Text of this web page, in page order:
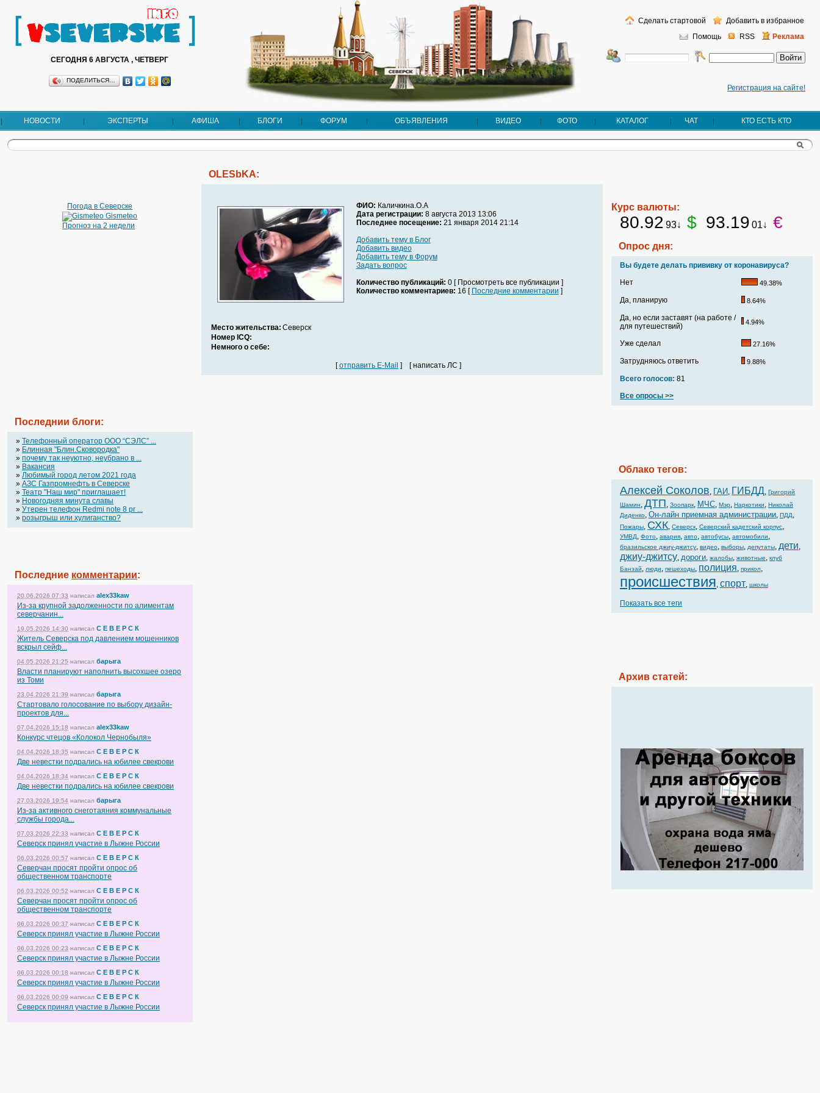
СЕГОДНЯ 6 АВГУСТА , ЧЕТВЕРГ
ПОДЕЛИТЬСЯ…
Регистрация на сайте!
Помощь RSS Реклама
Сделать стартовой Добавить в избранное
НОВОСТИ ЭКСПЕРТЫ АФИША БЛОГИ ФОРУМ ОБЪЯВЛЕНИЯ ВИДЕО ФОТО КАТАЛОГ ЧАТ КТО ЕСТЬ КТО
Погода в Северске
Gismeteo
Прогноз на 2 недели
Последнии блоги:
» Телефонный оператор OOO “СЭЛС” ...
» Блинная "Блин.Сковородка"
» почему так неуютно, неубрано в ...
» Вакансия
» Любимый город летом 2021 года
» АЗС Газпромнефть в Северске
» Театр "Наш мир" приглашает!
» Новогодняя минута славы
» Утерен телефон Redmi note 8 pr ...
» розыгрыш или хулиганство?
Последние комментарии:
20.06.2026 07:33 написал alex33kaw
Из-за крупной задолженности по алиментам
северчанин...
19.05.2026 14:30 написал С Е В Е Р С К
Житель Северска под давлением мошенников
вскрыл сейф...
04.05.2026 21:25 написал барыга
Власти планируют наполнить высохшее озеро
из Томи
23.04.2026 21:39 написал барыга
Стартовало голосование по выбору дизайн-
проектов для...
07.04.2026 15:18 написал alex33kaw
Конкурс чтецов «Колокол Чернобыля»
04.04.2026 18:35 написал С Е В Е Р С К
Две невестки подрались на юбилее свекрови
04.04.2026 18:34 написал С Е В Е Р С К
Две невестки подрались на юбилее свекрови
27.03.2026 19:54 написал барыга
Из-за активного снеготаяния коммунальные
службы города...
07.03.2026 22:33 написал С Е В Е Р С К
Северск принял участие в Лыжне России
06.03.2026 00:57 написал С Е В Е Р С К
Северчан просят пройти опрос об
общественном транспорте
06.03.2026 00:52 написал С Е В Е Р С К
Северчан просят пройти опрос об
общественном транспорте
06.03.2026 00:37 написал С Е В Е Р С К
Северск принял участие в Лыжне России
06.03.2026 00:23 написал С Е В Е Р С К
Северск принял участие в Лыжне России
06.03.2026 00:18 написал С Е В Е Р С К
Северск принял участие в Лыжне России
06.03.2026 00:09 написал С Е В Е Р С К
Северск принял участие в Лыжне России
OLESbKA:
ФИО: Каличкина.О.А
Дата регистрации: 8 августа 2013 13:06
Последнее посещение: 21 января 2014 21:14
Добавить тему в Блог
Добавить видео
Добавить тему в Форум
Задать вопрос
Количество публикаций: 0 [ Просмотреть все публикации ]
Количество комментариев: 16 [ Последние комментарии ]
Место жительства: Северск
Номер ICQ:
Немного о себе:
[отправить E-Mail ] [ написать ЛС ]
Курс валюты:
80.92 93↓ $ 93.19 01↓ €
Опрос дня:
Вы будете делать прививку от коронавируса?
Нет
49.38%
Да, планирую 8.64%
Да, но если заставят (на работе /
для путешествий)
4.94%
Уже сделал 27.16%
Затрудняюсь ответить 9.88%
Всего голосов: 81
Все опросы >>
Облако тегов:
Алексей Соколов, ГАИ, ГИБДД, Григорий
Шамин, ДТП, Зоопарк, МЧС, Мэр, Наркотики, Николай
Диденко, Он-лайн приемная администрации, ПДД,
Пожары, СХК, Северск, Северский кадетский корпус,
УМВД, Фото, авария, авто, автобусы, автомобили,
бразильское джиу-джитсу, видео, выборы, депутаты, дети,
джиу-джитсу, дороги, жалобы, животные, клуб
Банзай, люди, пешеходы, полиция, прикол,
происшествия, спорт, школы
Показать все теги
Архив статей: